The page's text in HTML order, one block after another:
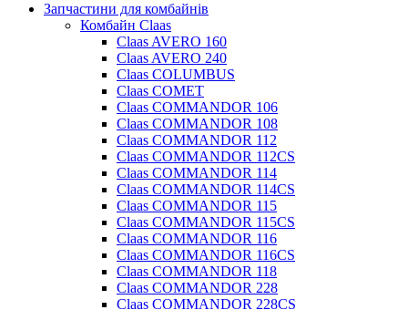
Запчастини для комбайнів
Комбайн Claas
Claas AVERO 160
Claas AVERO 240
Claas COLUMBUS
Claas COMET
Claas COMMANDOR 106
Claas COMMANDOR 108
Claas COMMANDOR 112
Claas COMMANDOR 112CS
Claas COMMANDOR 114
Claas COMMANDOR 114CS
Claas COMMANDOR 115
Claas COMMANDOR 115CS
Claas COMMANDOR 116
Claas COMMANDOR 116CS
Claas COMMANDOR 118
Claas COMMANDOR 228
Claas COMMANDOR 228CS